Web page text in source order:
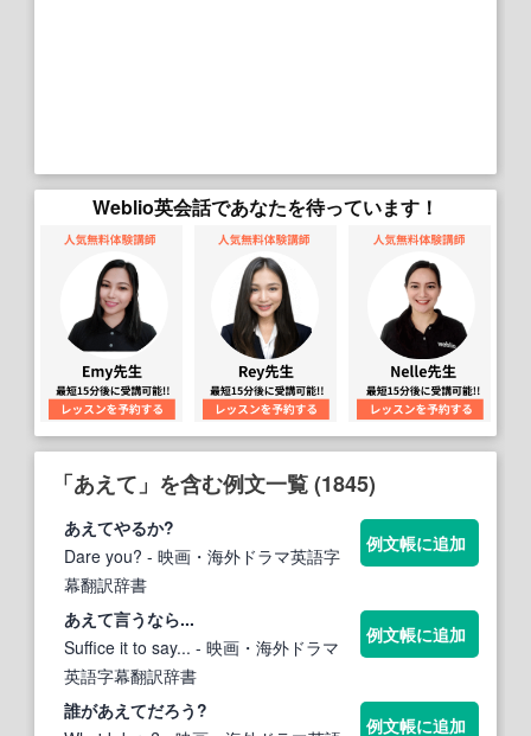
Weblio英会話であなたを待っています！
「あえて」を含む例文一覧 (1845)
あえてやるか?
Dare you? - 映画・海外ドラマ英語字
幕翻訳辞書
例文帳に追加
あえて言うなら...
Suffice it to say... - 映画・海外ドラマ
英語字幕翻訳辞書
例文帳に追加
誰があえてだろう?
例文帳に追加